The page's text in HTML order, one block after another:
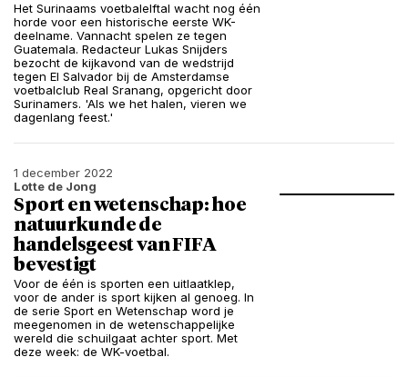
Het Surinaams voetbalelftal wacht nog één
horde voor een historische eerste WK-
deelname. Vannacht spelen ze tegen
Guatemala. Redacteur Lukas Snijders
bezocht de kijkavond van de wedstrijd
tegen El Salvador bij de Amsterdamse
voetbalclub Real Sranang, opgericht door
Surinamers. 'Als we het halen, vieren we
dagenlang feest.'
1 december 2022
Lotte de Jong
Sport en wetenschap: hoe
natuurkunde de
handelsgeest van FIFA
bevestigt
Voor de één is sporten een uitlaatklep,
voor de ander is sport kijken al genoeg. In
de serie Sport en Wetenschap word je
meegenomen in de wetenschappelijke
wereld die schuilgaat achter sport. Met
deze week: de WK-voetbal.